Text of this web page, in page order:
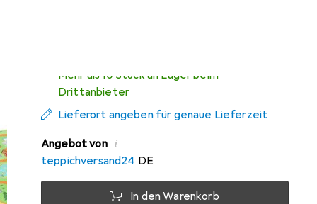
Mehr als 10 Stück an Lager beim
Drittanbieter
Lieferort angeben für genaue Lieferzeit
Angebot von i
teppichversand24 DE
In den Warenkorb